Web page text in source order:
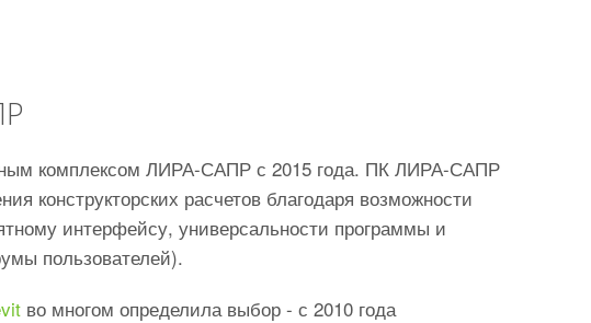
комплексом ЛИРА-САПР с 2015 года. ПК ЛИРА-САПР
конструкторских расчетов благодаря возможности
интерфейсу, универсальности программы и
пользователей).
во многом определила выбор - с 2010 года